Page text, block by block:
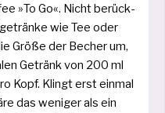
»To Go«. Nicht berück­
wie Tee oder
Größe der Becher um,
Getränk von 200 ml
Kopf. Klingt erst ein­mal
das weni­ger als ein